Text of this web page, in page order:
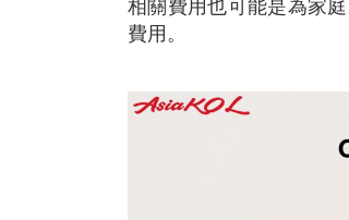
相關費用也可能是為家
費用。